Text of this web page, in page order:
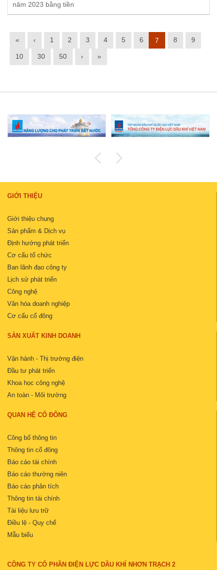
năm 2023 bằng tiền
« ‹ 1 2 3 4 5 6 7 8 9
10 30 50 › »
GIỚI THIỆU
Giới thiệu chung
Sản phẩm & Dịch vụ
Định hướng phát triển
Cơ cấu tổ chức
Ban lãnh đạo công ty
Lịch sử phát triển
Công nghệ
Văn hóa doanh nghiệp
Cơ cấu cổ đông
SẢN XUẤT KINH DOANH
Vận hành - Thị trường điện
Đầu tư phát triển
Khoa học công nghệ
An toàn - Môi trường
QUAN HỆ CỔ ĐÔNG
Công bố thông tin
Thông tin cổ đông
Báo cáo tài chính
Báo cáo thường niên
Báo cáo phân tích
Thông tin tài chính
Tài liệu lưu trữ
Điều lệ - Quy chế
Mẫu biểu
CÔNG TY CỔ PHẦN ĐIỆN LỰC DẦU KHÍ NHƠN TRẠCH 2